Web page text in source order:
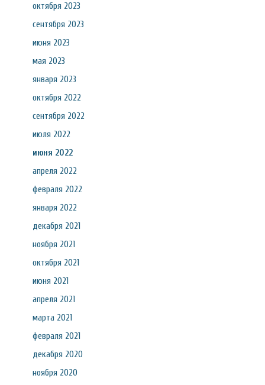
октября 2023
сентября 2023
июня 2023
мая 2023
января 2023
октября 2022
сентября 2022
июля 2022
июня 2022
апреля 2022
февраля 2022
января 2022
декабря 2021
ноября 2021
октября 2021
июня 2021
апреля 2021
марта 2021
февраля 2021
декабря 2020
ноября 2020